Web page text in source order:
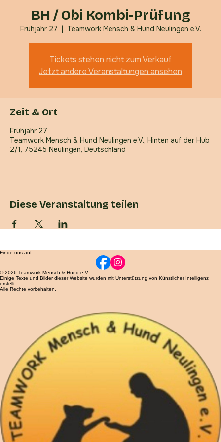
BH / Obi Kombi-Prüfung
Frühjahr 27
  |
Teamwork Mensch & Hund Neulingen e.V.
Tickets stehen nicht zum Verkauf
Jetzt andere Veranstaltungen ansehen
Zeit & Ort
Frühjahr 27
Teamwork Mensch & Hund Neulingen e.V., Hinten auf der Hub
Diese Veranstaltung teilen
© 2026 Teamwork Mensch & Hund e.V.